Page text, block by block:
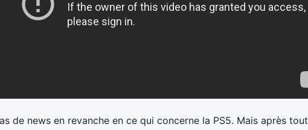
de news en revanche en ce qui concerne la PS5. Mais après